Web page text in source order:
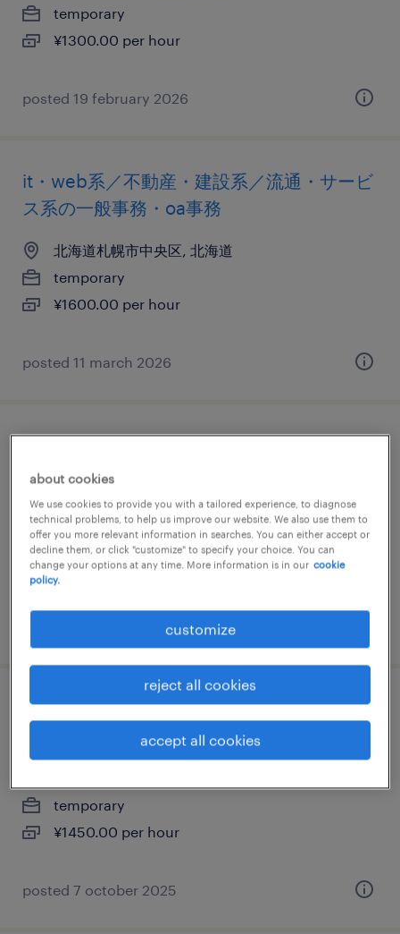
temporary
¥1300.00 per hour
posted 19 february 2026
it・web系／不動産・建設系／流通・サービ
ス系の一般事務・oa事務
北海道札幌市中央区, 北海道
temporary
¥1600.00 per hour
posted 11 march 2026
のプログラマー
北海道札幌市中央区, 北海道
temporary
¥2300.00 per hour
posted 3 february 2026
it・web系／流通・サービス系のテレオペ・
テレマーケティング・コールセンター
temporary
¥1450.00 per hour
posted 7 october 2025
about cookies
We use cookies to provide you with a tailored experience, to diagnose
technical problems, to help us improve our website. We also use them to
offer you more relevant information in searches. You can either accept or
decline them, or click "customize" to specify your choice. You can
change your options at any time. More information is in our cookie
policy.
customize
reject all cookies
accept all cookies